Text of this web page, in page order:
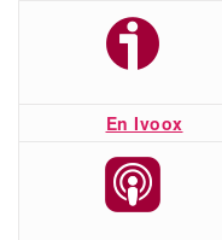
En Ivoox